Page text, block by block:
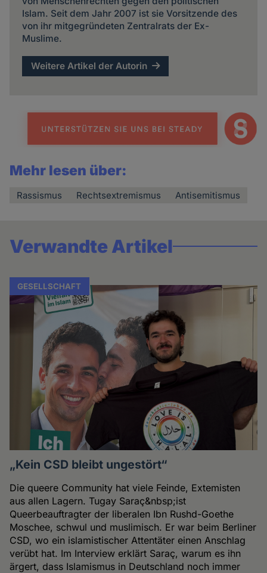
Islam. Seit dem Jahr 2007 ist sie Vorsitzende des
von ihr mitgegründeten Zentralrats der Ex-
Muslime.
Weitere Artikel der Autorin
Mehr lesen über:
Rassismus Rechtsextremismus Antisemitismus
Verwandte Artikel
GESELLSCHAFT
„Kein CSD bleibt ungestört“
Die queere Community hat viele Feinde, Extemisten
aus allen Lagern. Tugay Saraç&nbsp;ist
Queerbeauftragter der liberalen Ibn Rushd-Goethe
Moschee, schwul und muslimisch. Er war beim Berliner
CSD, wo ein islamistischer Attentäter einen Anschlag
verübt hat. Im Interview erklärt Saraç, warum es ihn
ärgert, dass Islamismus in Deutschland noch immer